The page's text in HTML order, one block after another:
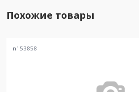
Похожие товары
n153858